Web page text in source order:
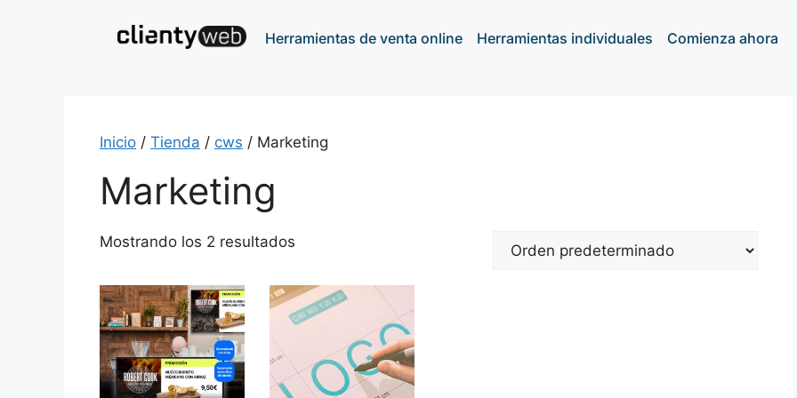
Herramientas de venta online Herramientas individuales Comienza ahora
Inicio / Tienda / cws / Marketing
Marketing
Mostrando los 2 resultados